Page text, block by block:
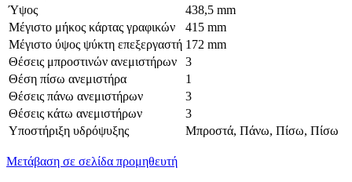
Ύψος
438,5 mm
Μέγιστο μήκος κάρτας γραφικών
415 mm
Μέγιστο ύψος ψύκτη επεξεργαστή 172 mm
Θέσεις μπροστινών ανεμιστήρων
3
Θέση πίσω ανεμιστήρα
1
Θέσεις πάνω ανεμιστήρων
3
Θέσεις κάτω ανεμιστήρων
3
Υποστήριξη υδρόψυξης
Μπροστά, Πάνω, Πίσω, Πίσω
Μετάβαση σε σελίδα προμηθευτή